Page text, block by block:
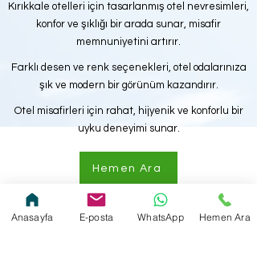
Kırıkkale otelleri için tasarlanmış otel nevresimleri,
konfor ve şıklığı bir arada sunar, misafir
memnuniyetini artırır.
Farklı desen ve renk seçenekleri, otel odalarınıza
şık ve modern bir görünüm kazandırır.
Otel misafirleri için rahat, hijyenik ve konforlu bir
uyku deneyimi sunar.
Hemen Ara
Anasayfa E-posta WhatsApp Hemen Ara